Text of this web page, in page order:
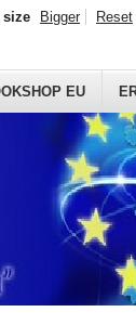
EU
size Bigger Reset